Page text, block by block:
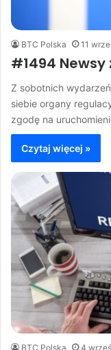
BTC Polska 11
#1494 Newsy
Z sobotnich
siebie organy
zgodę na
Czytaj więcej »
BTC Polska 4